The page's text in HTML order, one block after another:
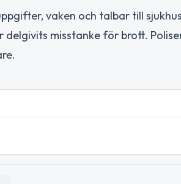
vaken och talbar till
misstanke för brott.